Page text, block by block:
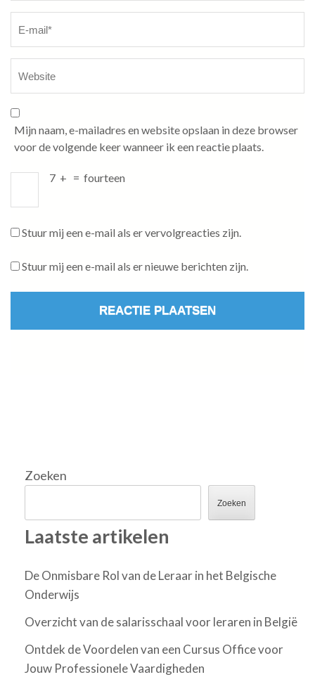
Mijn naam, e-mailadres en website opslaan in deze browser
voor de volgende keer wanneer ik een reactie plaats.
7 + = fourteen
Stuur mij een e-mail als er vervolgreacties zijn.
Stuur mij een e-mail als er nieuwe berichten zijn.
Zoeken
Zoeken
Laatste artikelen
De Onmisbare Rol van de Leraar in het Belgische
Onderwijs
Overzicht van de salarisschaal voor leraren in België
Ontdek de Voordelen van een Cursus Office voor
Jouw Professionele Vaardigheden